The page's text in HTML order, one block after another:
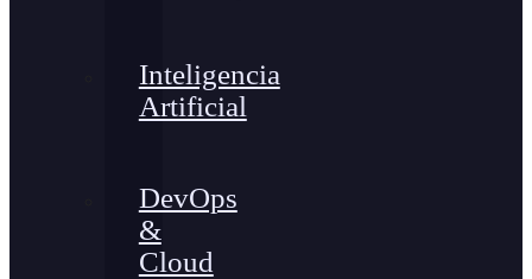
Inteligencia
Artificial
DevOps
&
Cloud